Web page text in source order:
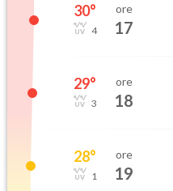
30°
4
ore
17
29°
3
ore
18
28°
1
ore
19